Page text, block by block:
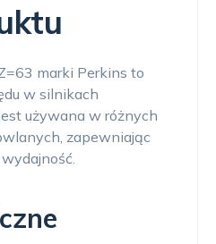
marki Perkins to
w silnikach
używana w różnych
zapewniając